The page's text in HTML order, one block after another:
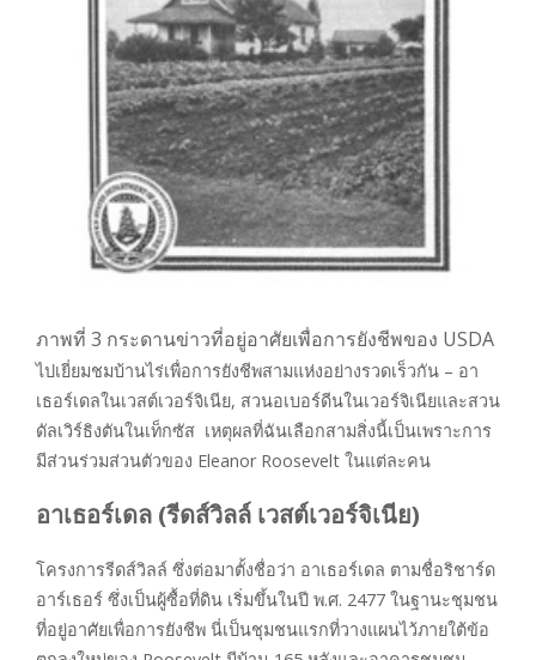
ภาพที่ 3 กระดานข่าวที่อยู่อาศัยเพื่อการยังชีพของ USDA
ไปเยี่ยมชมบ้านไร่เพื่อการยังชีพสามแห่งอย่างรวดเร็วกัน – อา
เธอร์เดลในเวสต์เวอร์จิเนีย, สวนอเบอร์ดีนในเวอร์จิเนียและสวน
ดัลเวิร์ธิงตันในเท็กซัส เหตุผลที่ฉันเลือกสามสิ่งนี้เป็นเพราะการ
มีส่วนร่วมส่วนตัวของ Eleanor Roosevelt ในแต่ละคน
อาเธอร์เดล (รีดส์วิลล์ เวสต์เวอร์จิเนีย)
โครงการรีดส์วิลล์ ซึ่งต่อมาตั้งชื่อว่า อาเธอร์เดล ตามชื่อริชาร์ด
อาร์เธอร์ ซึ่งเป็นผู้ซื้อที่ดิน เริ่มขึ้นในปี พ.ศ. 2477 ในฐานะชุมชน
ที่อยู่อาศัยเพื่อการยังชีพ นี่เป็นชุมชนแรกที่วางแผนไว้ภายใต้ข้อ